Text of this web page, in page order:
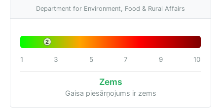
Department for Environment, Food & Rural Affairs
2
1 3 5 7 9 10
Zems
Gaisa piesārņojums ir zems